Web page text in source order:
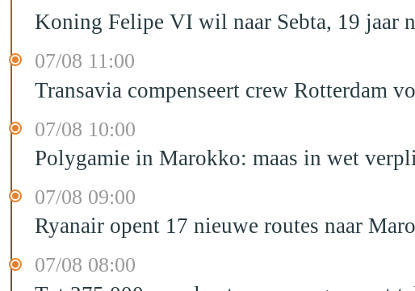
Koning Felipe VI wil naar Sebta, 19 jaar
07/08 11:00
Transavia compenseert crew Rotterdam
07/08 10:00
Polygamie in Marokko: maas in wet
07/08 09:00
Ryanair opent 17 nieuwe routes naar
07/08 08:00